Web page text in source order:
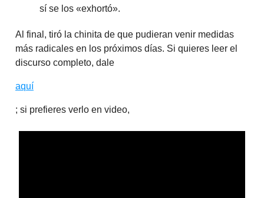
sí se los «exhortó».
Al final, tiró la chinita de que pudieran venir medidas
más radicales en los próximos días. Si quieres leer el
discurso completo, dale
aquí
; si prefieres verlo en video,